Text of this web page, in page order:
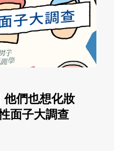
他們也想化妝
面子大調查